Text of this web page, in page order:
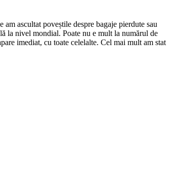
ascultat poveștile despre bagaje pierdute sau
la nivel mondial. Poate nu e mult la numărul de
imediat, cu toate celelalte. Cel mai mult am stat